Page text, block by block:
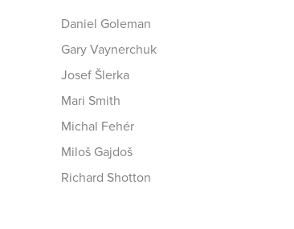
Daniel Goleman
Gary Vaynerchuk
Josef Šlerka
Mari Smith
Michal Fehér
Miloš Gajdoš
Richard Shotton